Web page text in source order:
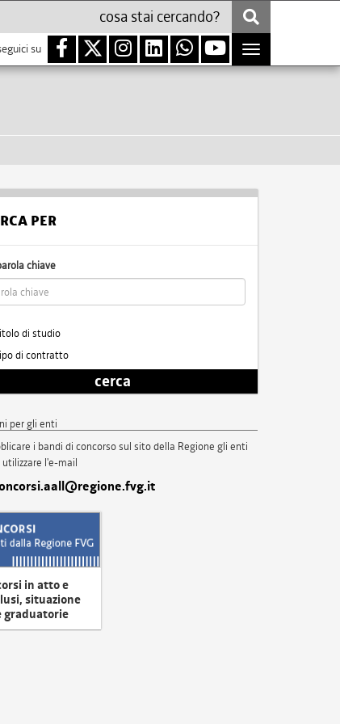
su
Toggle
navigation
PER
chiave
di studio
di contratto
cerca
per gli enti
i bandi di concorso sul sito della Regione gli enti
l'e-mail
in atto e
situazione
graduatorie